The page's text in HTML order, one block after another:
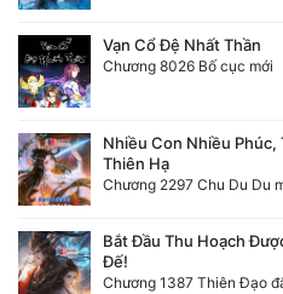
Vạn Cổ Đệ Nhất Thần
Chương 8026 Bố cục mới
Nhiều Con Nhiều Phúc,
Thiên Hạ
Chương 2297 Chu Du Du
Bắt Đầu Thu Hoạch
Đế!
Chương 1387 Thiên Đạo